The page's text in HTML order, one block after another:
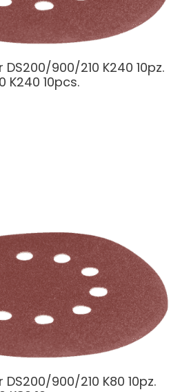
900/210 K240 10pz.
K240 10pcs.
900/210 K80 10pz.